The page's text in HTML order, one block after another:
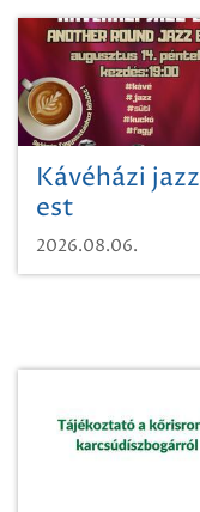
Kávéházi jazz
est
2026.08.06.